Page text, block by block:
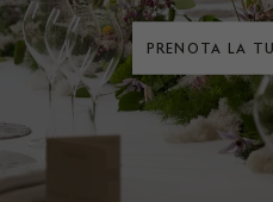
PRENOTA LA